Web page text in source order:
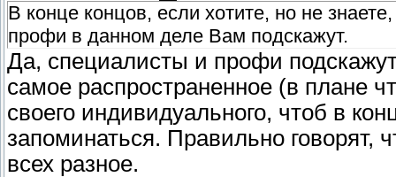
В конце концов, если хотите, но не
профи в данном деле Вам подскажут.
Да, специалисты и профи
самое распространенное (в плане
своего индивидуального, чтоб в
запоминаться. Правильно говорят,
всех разное.